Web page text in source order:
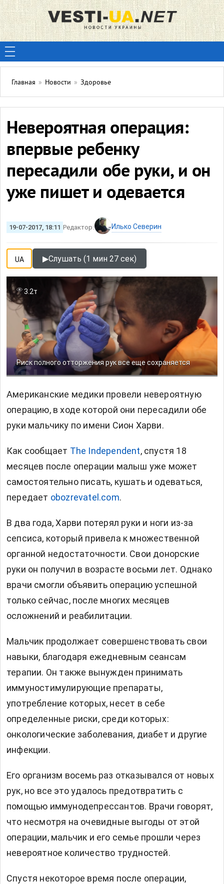
Главная » Новости » Здоровье
Невероятная операция:
впервые ребенку
пересадили обе руки, и он
уже пишет и одевается
19-07-2017, 18:11 Редактор: Илько Северин
UA ▶Слушать (1 мин 27 сек)
Риск полного отторжения рук все еще сохраняется
3.2т
Американские медики провели невероятную
операцию, в ходе которой они пересадили обе
руки мальчику по имени Сион Харви.
Как сообщает The Independent, спустя 18
месяцев после операции малыш уже может
самостоятельно писать, кушать и одеваться,
передает obozrevatel.com.
В два года, Харви потерял руки и ноги из-за
сепсиса, который привела к множественной
органной недостаточности. Свои донорские
руки он получил в возрасте восьми лет. Однако
врачи смогли объявить операцию успешной
только сейчас, после многих месяцев
осложнений и реабилитации.
Мальчик продолжает совершенствовать свои
навыки, благодаря ежедневным сеансам
терапии. Он также вынужден принимать
иммуностимулирующие препараты,
употребление которых, несет в себе
определенные риски, среди которых:
онкологические заболевания, диабет и другие
инфекции.
Его организм восемь раз отказывался от новых
рук, но все это удалось предотвратить с
помощью иммунодепрессантов. Врачи говорят,
что несмотря на очевидные выгоды от этой
операции, мальчик и его семье прошли через
невероятное количество трудностей.
Спустя некоторое время после операции,